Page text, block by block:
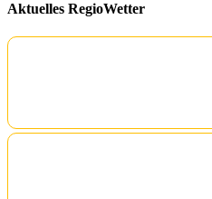
Aktuelles RegioWetter